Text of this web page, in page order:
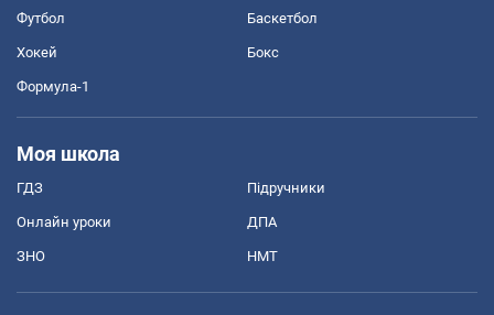
Футбол Баскетбол
Хокей Бокс
Формула-1
Моя школа
ГДЗ Підручники
Онлайн уроки ДПА
ЗНО НМТ